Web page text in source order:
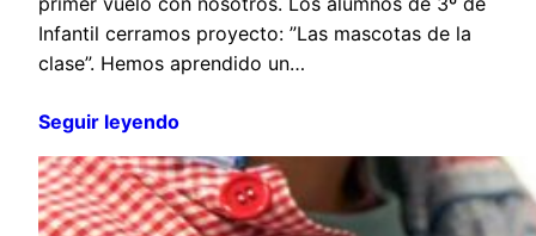
Infantil cerramos proyecto: ”Las mascotas de la
clase”. Hemos aprendido un…
Seguir leyendo